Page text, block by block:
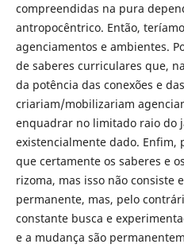
compreendidas na pura
antropocêntrico. Então,
agenciamentos e ambientes.
de saberes curriculares que,
da potência das conexões e
criariam/mobilizariam
enquadrar no limitado raio do
existencialmente dado. Enfim,
que certamente os saberes e
rizoma, mas isso não consiste
permanente, mas, pelo
constante busca e
e a mudança são